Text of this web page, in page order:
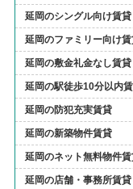
延岡のシングル向け賃貸
延岡のファミリー向け
延岡の敷金礼金なし賃貸
延岡の駅徒歩10分以内
延岡の防犯充実賃貸
延岡の新築物件賃貸
延岡のネット無料物件
延岡の店舗・事務所賃貸